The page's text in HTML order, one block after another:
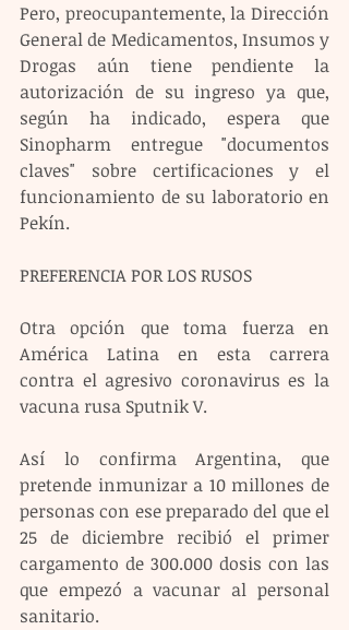
Pero, preocupantemente, la Dirección
General de Medicamentos, Insumos y
Drogas aún tiene pendiente la
autorización de su ingreso ya que,
según ha indicado, espera que
Sinopharm entregue "documentos
claves" sobre certificaciones y el
funcionamiento de su laboratorio en
Pekín.
PREFERENCIA POR LOS RUSOS
Otra opción que toma fuerza en
América Latina en esta carrera
contra el agresivo coronavirus es la
vacuna rusa Sputnik V.
Así lo confirma Argentina, que
pretende inmunizar a 10 millones de
personas con ese preparado del que el
25 de diciembre recibió el primer
cargamento de 300.000 dosis con las
que empezó a vacunar al personal
sanitario.